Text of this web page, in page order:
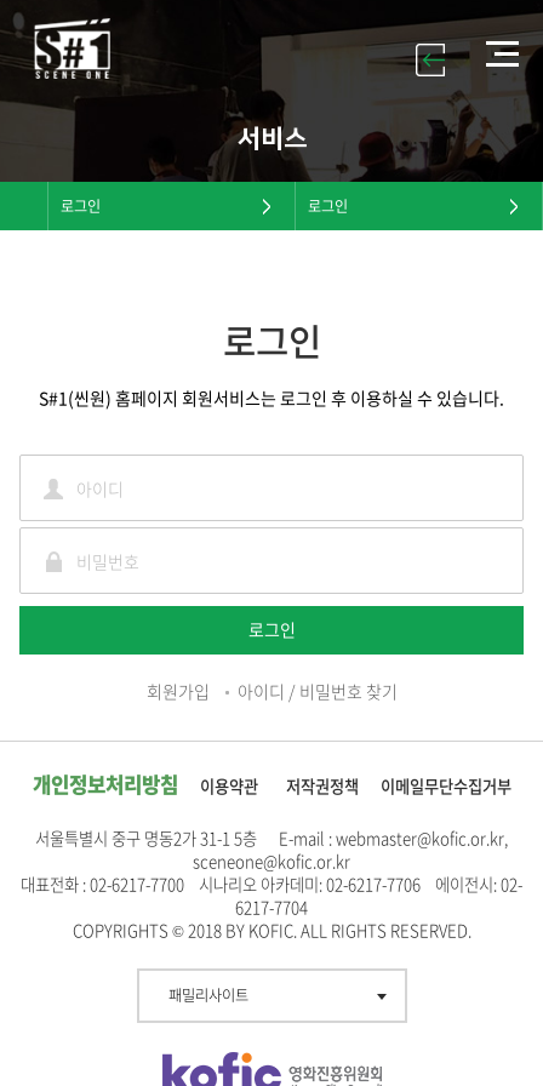
서비스
로그인 로그인
로그인
S#1(씬원) 홈페이지 회원서비스는 로그인 후 이용하실 수 있습니다.
로그인
회원가입 아이디 / 비밀번호 찾기
개인정보처리방침 이용약관 저작권정책 이메일무단수집거부
서울특별시 중구 명동2가 31-1 5층 E-mail : webmaster@kofic.or.kr,
sceneone@kofic.or.kr
대표전화 : 02-6217-7700 시나리오 아카데미: 02-6217-7706 에이전시: 02-
6217-7704
COPYRIGHTS © 2018 BY KOFIC. ALL RIGHTS RESERVED.
패밀리사이트